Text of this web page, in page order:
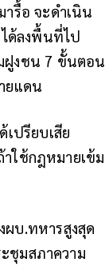
ารื้อ จะดำเนิน
ได้ลงพื้นที่ไป
ฝูงชน 7 ขั้นตอน
ยแดน
ปรียบเสีย
ใช้กฎหมายเข้ม
บ.ทหารสูงสุด
ชุมสภาความ